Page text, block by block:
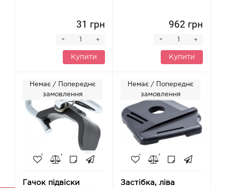
31 грн
+
-
Купити
962 грн
+
-
Купити
Немає / Попереднє
замовлення
Гачок підвіски
Немає / Попереднє
замовлення
Застібка, ліва